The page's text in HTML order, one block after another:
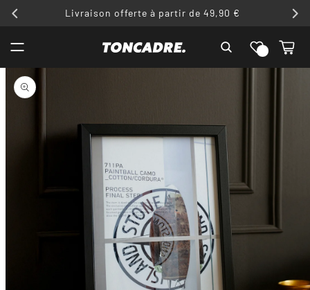
Livraison offerte à partir de 49,90 €
Liste de
souhaits
Panier
PASSER AUX
INFORMATIONS
PRODUITS